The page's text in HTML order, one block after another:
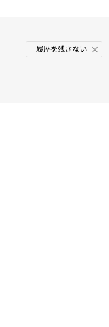
履歴を残さない